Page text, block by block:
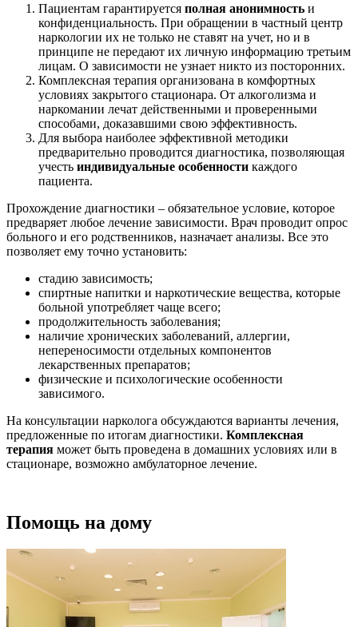
Пациентам гарантируется полная анонимность и
конфиденциальность. При обращении в частный центр
наркологии их не только не ставят на учет, но и в
принципе не передают их личную информацию третьим
лицам. О зависимости не узнает никто из посторонних.
Комплексная терапия организована в комфортных
условиях закрытого стационара. От алкоголизма и
наркомании лечат действенными и проверенными
способами, доказавшими свою эффективность.
Для выбора наиболее эффективной методики
предварительно проводится диагностика, позволяющая
учесть индивидуальные особенности каждого
пациента.
Прохождение диагностики – обязательное условие, которое
предваряет любое лечение зависимости. Врач проводит опрос
больного и его родственников, назначает анализы. Все это
позволяет ему точно установить:
стадию зависимость;
спиртные напитки и наркотические вещества, которые
больной употребляет чаще всего;
продолжительность заболевания;
наличие хронических заболеваний, аллергии,
непереносимости отдельных компонентов
лекарственных препаратов;
физические и психологические особенности
зависимого.
На консультации нарколога обсуждаются варианты лечения,
предложенные по итогам диагностики. Комплексная
терапия может быть проведена в домашних условиях или в
стационаре, возможно амбулаторное лечение.
Помощь на дому